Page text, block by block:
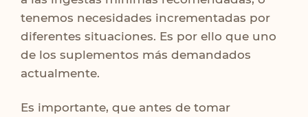
tenemos necesidades incrementadas por
diferentes situaciones. Es por ello que uno
de los suplementos más demandados
actualmente.
Es importante, que antes de tomar